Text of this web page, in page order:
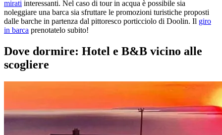
mirati interessanti. Nel caso di tour in acqua è possibile sia
noleggiare una barca sia sfruttare le promozioni turistiche proposti
dalle barche in partenza dal pittoresco porticciolo di Doolin. Il giro
in barca prenotatelo subito!
Dove dormire: Hotel e B&B vicino alle
scogliere